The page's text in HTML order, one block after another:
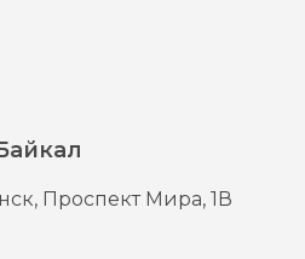
Проспект Мира, 1В